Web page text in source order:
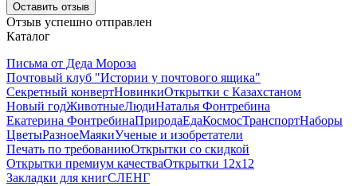
Оставить отзыв
Отзыв успешно отправлен
Каталог
Письма от Деда Мороза
Почтовый клуб "Истории у почтового ящика"
Секретный конвертНовинкиОткрытки с Казахстаном
Новый годЖивотныеЛюдиНаталья Фонтребина
Екатерина ФонтребинаПриродаЕдаКосмосТранспортНаборы
ЦветыРазноеМаякиУченые и изобретатели
Печать по требованиюОткрытки со скидкой
Открытки премиум качестваОткрытки 12х12
Закладки для книгСЛЕНГ